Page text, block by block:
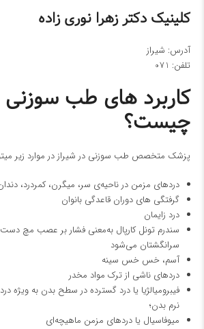
کلینیک دکتر زهرا نوری زاده
آدرس: شیراز
تلفن: 071
کاربرد های طب سوزنی
چیست؟
پزشک متخصص طب سوزنی در شیراز در موارد زیر
درد‌های مزمن در ناحیه‌ی سر، میگرن، کمردرد،
گرفتگی‌ های دوران قاعدگی بانوان
درد زایمان
سندرم تونل کارپال به‌معنی فشار‌ بر عصب مچ
سرانگشتان می‌شود
آسم، خس خس سینه
دردهای ناشی از ترک مواد مخدر
فیبرومیالژیا یا درد گسترده در سطح بدن به ویژه
نرم بدن؛
میوفاسیال یا دردهای مزمن ماهیچه‌ای